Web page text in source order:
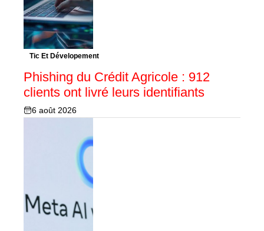
Tic Et Dévelopement
Phishing du Crédit Agricole : 912
clients ont livré leurs identifiants
6 août 2026